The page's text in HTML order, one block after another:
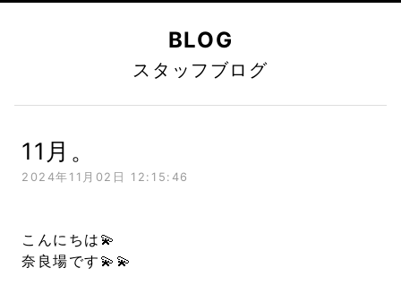
BLOG
スタッフブログ
11月。
2024年11月02日 12:15:46
こんにちは💫
奈良場です💫💫